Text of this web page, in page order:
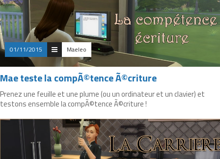
01/11/2015 Maeleo
Mae teste la compÃ©tence Ã©criture
Prenez une feuille et une plume (ou un ordinateur et un clavier) et
testons ensemble la compÃ©tence Ã©criture !